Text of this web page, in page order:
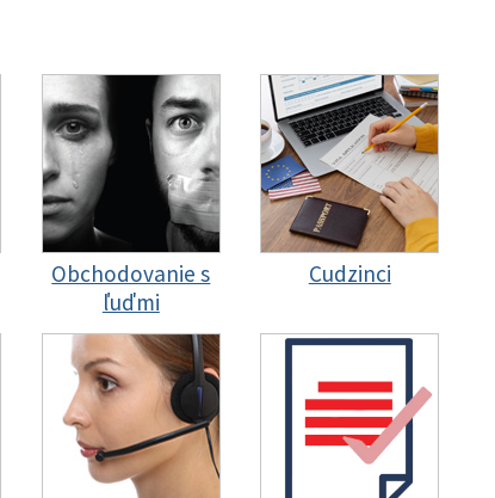
Obchodovanie s
ľuďmi
Cudzinci